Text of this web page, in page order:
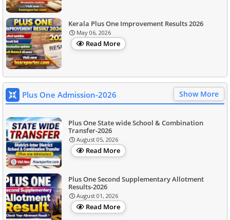
Kerala Plus One Improvement Results 2026
May 06, 2026
Read More
Plus One Admission-2026 Show More
Plus One State wide School & Combination
Transfer-2026
August 05, 2026
Read More
Plus One Second Supplementary Allotment
Results-2026
August 01, 2026
Read More